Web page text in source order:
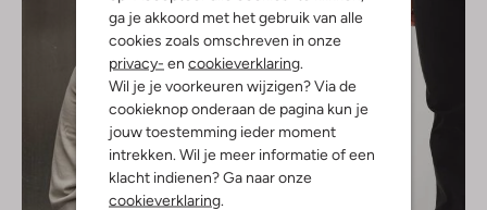
ga je akkoord met het gebruik van alle
cookies zoals omschreven in onze
privacy- en cookieverklaring.
Wil je je voorkeuren wijzigen? Via de
cookieknop onderaan de pagina kun je
jouw toestemming ieder moment
intrekken. Wil je meer informatie of een
klacht indienen? Ga naar onze
cookieverklaring.